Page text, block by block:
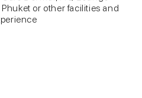
or other facilities and